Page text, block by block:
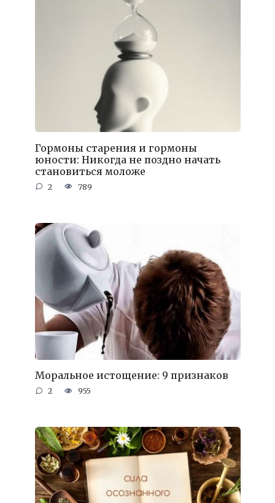
Гормоны старения и гормоны
юности: Никогда не поздно начать
становиться моложе
2 789
Моральное истощение: 9 признаков
2 955